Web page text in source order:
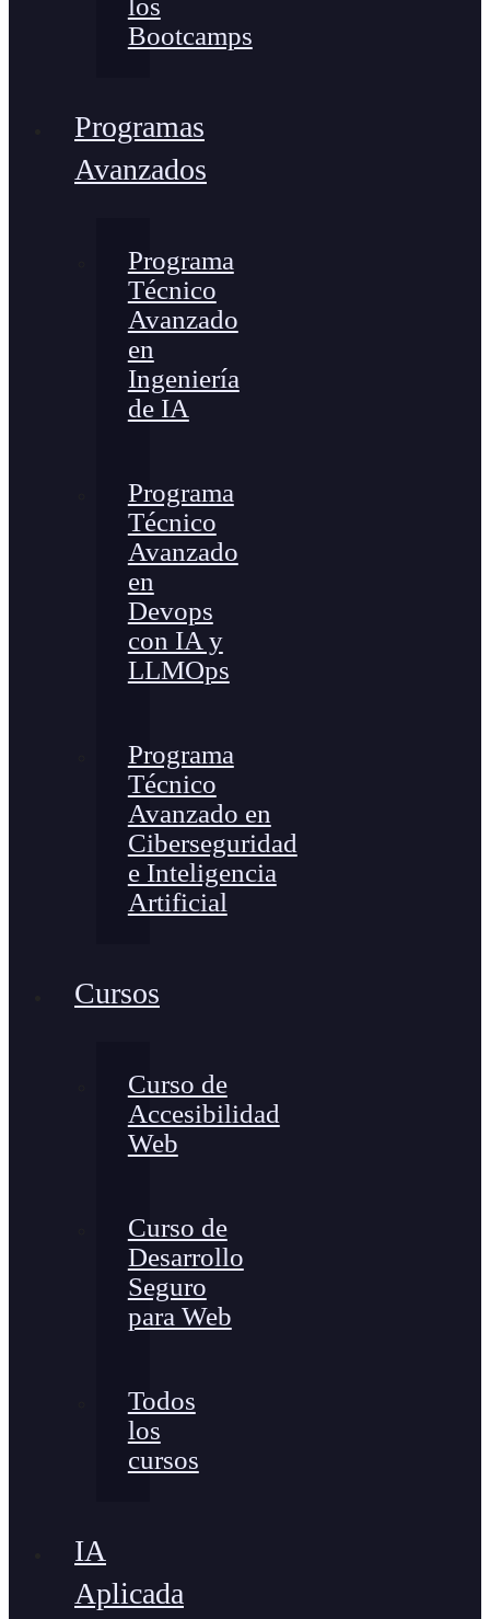
los
Bootcamps
Programas
Avanzados
Programa
Técnico
Avanzado
en
Ingeniería
de IA
Programa
Técnico
Avanzado
en
Devops
con IA y
LLMOps
Programa
Técnico
Avanzado en
Ciberseguridad
e Inteligencia
Artificial
Cursos
Curso de
Accesibilidad
Web
Curso de
Desarrollo
Seguro
para Web
Todos
los
cursos
IA
Aplicada